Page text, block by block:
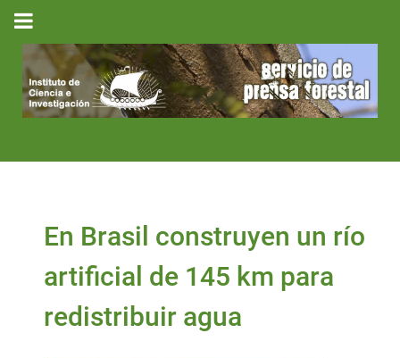
En Brasil construyen un río
artificial de 145 km para
redistribuir agua